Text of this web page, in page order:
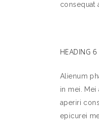
consequat
HEADING 6
Alienum
in mei.
aperiri
epicurei